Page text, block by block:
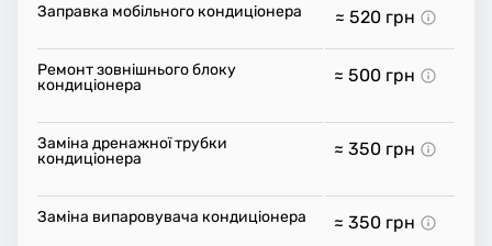
Заправка мобільного кондиціонера ≈ 520 грн
Ремонт зовнішнього блоку
кондиціонера
≈ 500 грн
Заміна дренажної трубки
кондиціонера
≈ 350 грн
Заміна випаровувача кондиціонера ≈ 350 грн